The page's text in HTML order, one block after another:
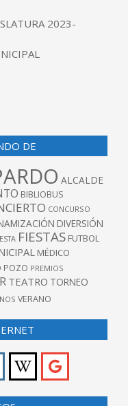
2023-
DE
ALCALDE
BIBLIOBUS
CONCURSO
DIVERSIÓN
FIESTAS FUTBOL
MÉDICO
POZO PREMIOS
TEATRO TORNEO
VERANO